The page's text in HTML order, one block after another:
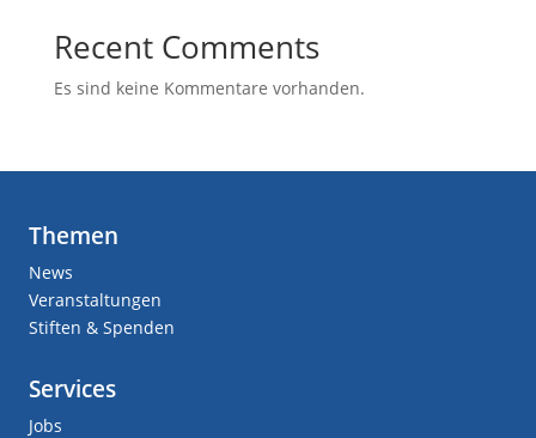
Recent Comments
Es sind keine Kommentare vorhanden.
Themen
News
Veranstaltungen
Stiften & Spenden
Services
Jobs